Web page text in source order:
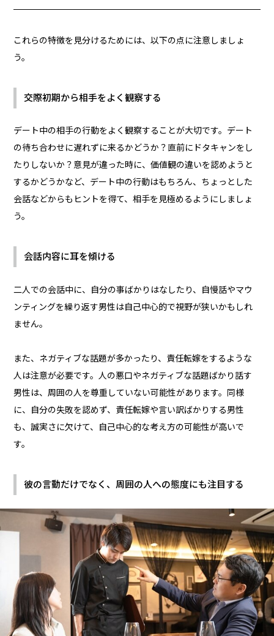
これらの特徴を見分けるためには、以下の点に注意しましょ
う。
交際初期から相手をよく観察する
デート中の相手の行動をよく観察することが大切です。デート
の待ち合わせに遅れずに来るかどうか？直前にドタキャンをし
たりしないか？意見が違った時に、価値観の違いを認めようと
するかどうかなど、デート中の行動はもちろん、ちょっとした
会話などからもヒントを得て、相手を見極めるようにしましょ
う。
会話内容に耳を傾ける
二人での会話中に、自分の事ばかりはなしたり、自慢話やマウ
ンティングを繰り返す男性は自己中心的で視野が狭いかもしれ
ません。
また、ネガティブな話題が多かったり、責任転嫁をするような
人は注意が必要です。人の悪口やネガティブな話題ばかり話す
男性は、周囲の人を尊重していない可能性があります。同様
に、自分の失敗を認めず、責任転嫁や言い訳ばかりする男性
も、誠実さに欠けて、自己中心的な考え方の可能性が高いで
す。
彼の言動だけでなく、周囲の人への態度にも注目する